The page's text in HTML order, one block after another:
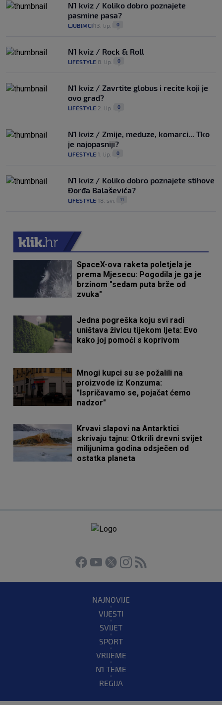
N1 kviz / Koliko dobro poznajete
pasmine pasa?
LJUBIMCI 13. lip. 0
N1 kviz / Rock & Roll
LIFESTYLE 8. lip. 0
N1 kviz / Zavrtite globus i recite koji je
ovo grad?
LIFESTYLE 2. lip. 0
N1 kviz / Zmije, meduze, komarci... Tko
je najopasniji?
LIFESTYLE 1. lip. 0
N1 kviz / Koliko dobro poznajete stihove
Đorđa Balaševića?
LIFESTYLE 18. svi. 11
SpaceX-ova raketa poletjela je
prema Mjesecu: Pogodila je ga je
brzinom "sedam puta brže od
zvuka"
Jedna pogreška koju svi radi
uništava živicu tijekom ljeta: Evo
kako joj pomoći s koprivom
Mnogi kupci su se požalili na
proizvode iz Konzuma:
"Ispričavamo se, pojačat ćemo
nadzor"
Krvavi slapovi na Antarktici
skrivaju tajnu: Otkrili drevni svijet
milijunima godina odsječen od
ostatka planeta
NAJNOVIJE
VIJESTI
SVIJET
SPORT
VRIJEME
N1 TEME
REGIJA